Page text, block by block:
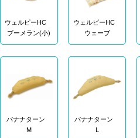
ウェルピーHC
ブーメラン(小)
ウェルピーHC
ウェーブ
バナナターン
M
バナナターン